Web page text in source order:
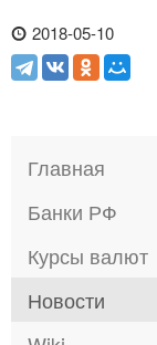
2018-05-10
Главная
Банки РФ
Курсы валют
Новости